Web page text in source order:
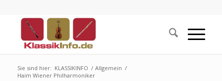
Sie sind hier: KLASSIKINFO / Allgemein /
Haim Wiener Philharmoniker